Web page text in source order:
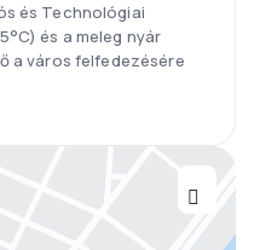
és Technológiai
és a meleg nyár
a város felfedezésére